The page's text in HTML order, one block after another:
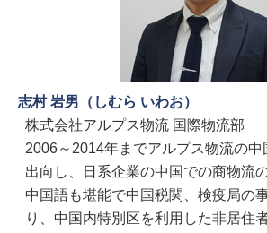
志村 岩男（しむら いわお）
株式会社アルプス物流 国際物流部
2006～2014年までアルプス物流の
出向し、日系企業の中国での商物流
中国語も堪能で中国税関、検疫局の
り、中国内特別区を利用した非居住